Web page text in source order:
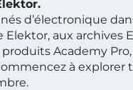
d’électronique
aux archives
Academy
à explorer